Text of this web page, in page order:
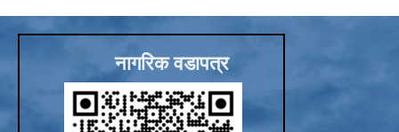
नागरिक वडापत्र